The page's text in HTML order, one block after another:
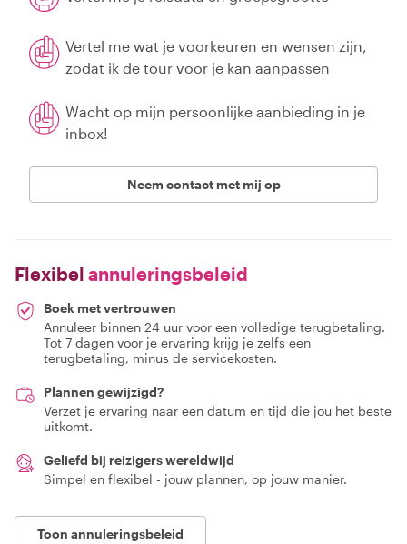
Vertel me wat je voorkeuren en wensen zijn,
zodat ik de tour voor je kan aanpassen
Wacht op mijn persoonlijke aanbieding in je
inbox!
Neem contact met mij op
Flexibel annuleringsbeleid
Boek met vertrouwen
Annuleer binnen 24 uur voor een volledige terugbetaling.
Tot 7 dagen voor je ervaring krijg je zelfs een
terugbetaling, minus de servicekosten.
Plannen gewijzigd?
Verzet je ervaring naar een datum en tijd die jou het beste
uitkomt.
Geliefd bij reizigers wereldwijd
Simpel en flexibel - jouw plannen, op jouw manier.
Toon annuleringsbeleid